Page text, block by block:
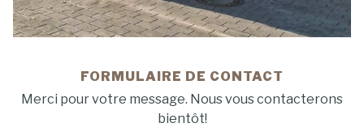
FORMULAIRE DE CONTACT
Merci pour votre message. Nous vous contacterons
bientôt!